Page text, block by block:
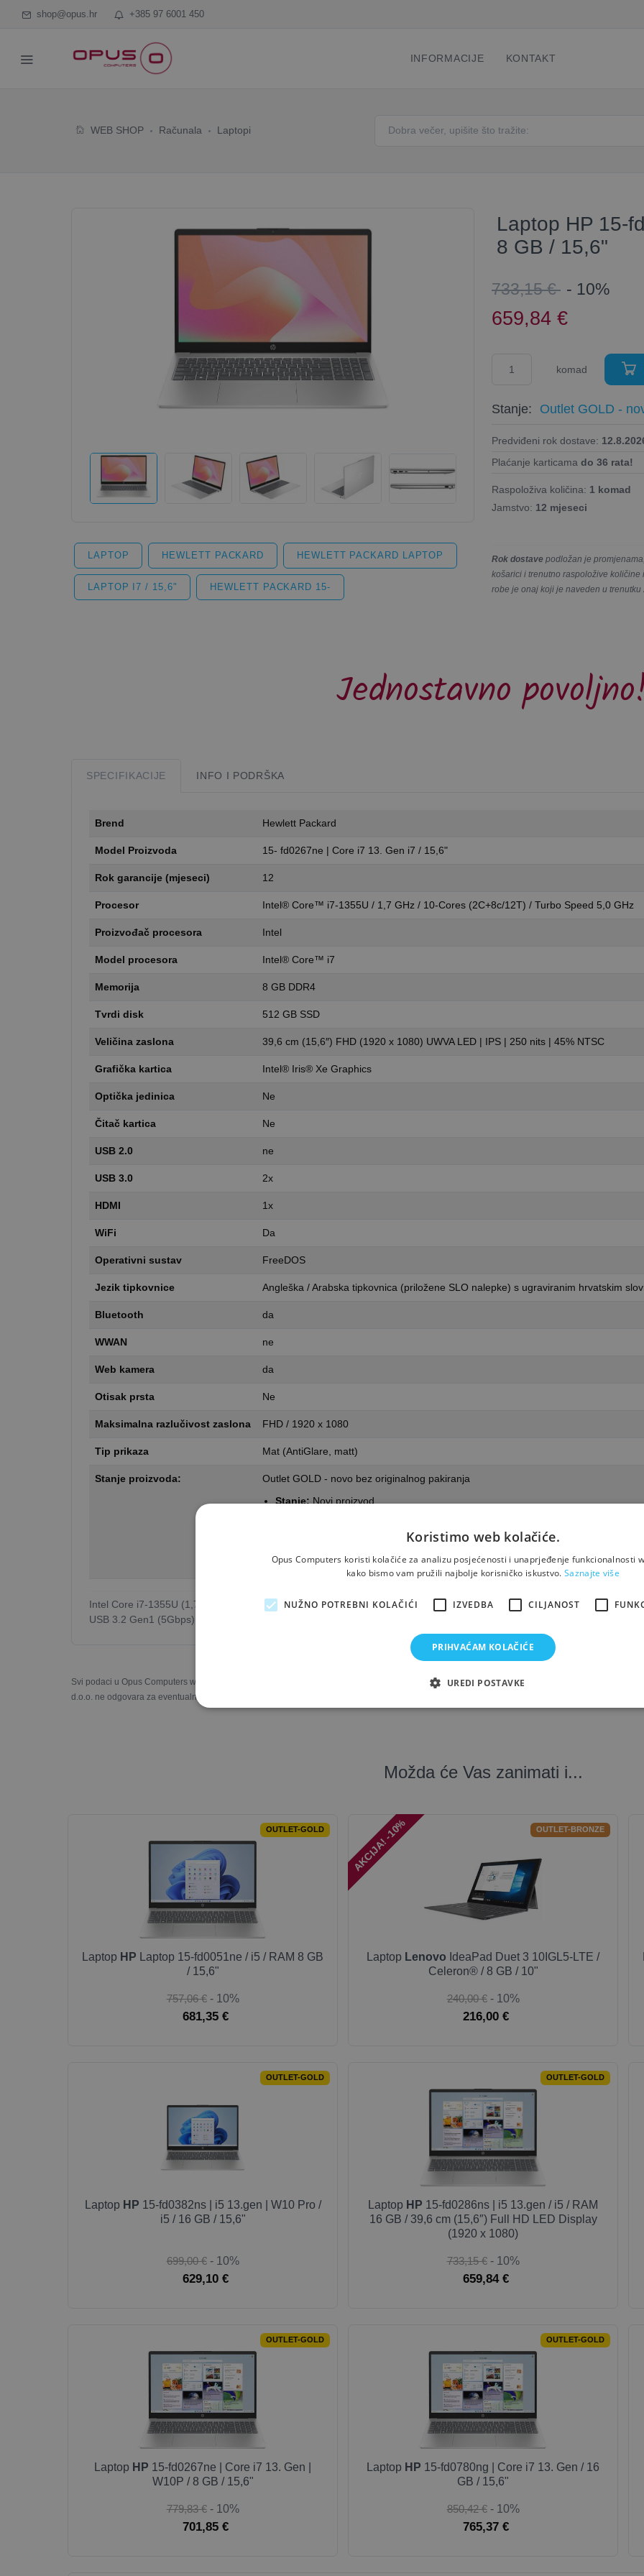
shop@opus.hr +385 97 6001 450
INFORMACIJE KONTAKT
WEB SHOP Računala Laptopi
LAPTOP HEWLETT PACKARD HEWLETT PACKARD LAPTOP
LAPTOP I7 / 15,6" HEWLETT PACKARD 15-
Laptop HP 15-
8 GB / 15,6"
733,15 € - 10%
659,84 €
komad
Stanje: Outlet GOLD -
Predviđeni rok dostave:
Plaćanje karticama do 36 rata!
Raspoloživa količina: 1 komad
Jamstvo: 12 mjeseci
Rok dostave podložan je
košarici i trenutno raspoložive
robe je onaj koji je naveden u
Jednostavno
SPECIFIKACIJE INFO I PODRŠKA
Brend Hewlett Packard
Model Proizvoda 15- fd0267ne | Core i7 13. Gen i7 / 15,6"
Rok garancije (mjeseci) 12
Procesor Intel® Core™ i7-1355U / 1,7 GHz / 10-Cores (2C+8c/12T) / Turbo Speed 5,0 GHz
Proizvođač procesora Intel
Model procesora Intel® Core™ i7
Memorija 8 GB DDR4
Tvrdi disk 512 GB SSD
Veličina zaslona 39,6 cm (15,6″) FHD (1920 x 1080) UWVA LED | IPS | 250 nits | 45% NTSC
Grafička kartica Intel® Iris® Xe Graphics
Optička jedinica Ne
Čitač kartica Ne
USB 2.0 ne
USB 3.0 2x
HDMI 1x
WiFi Da
Operativni sustav FreeDOS
Jezik tipkovnice Angleška / Arabska tipkovnica (priložene SLO nalepke) s ugraviranim hrvatskim
Bluetooth da
WWAN ne
Web kamera da
Otisak prsta Ne
Maksimalna razlučivost zaslona FHD / 1920 x 1080
Tip prikaza Mat (AntiGlare, matt)
Stanje proizvoda:
Outlet GOLD - novo bez originalnog pakiranja
Stanje: Novi proizvod
Što je outlet ponuda? »
Intel Core i7-1355U (1,7 GHz), 8 GB DDR4-3200, SSD 512 GB M.2 PCIe NVMe, 39,6 cm (15,6″) FHD (1920x1080) AG
USB 3.2 Gen1 (5Gbps) + 1x USB-C 3.2 Gen1 (5Gbps), no ODD, Webcam, Wi-Fi 6E (2x2), Bluetooth 5.3, Backlit Kbd.,
Svi podaci u Opus Computers web trgovini prezentirani su s najboljom namjerom. Fotografije proizvoda ilustrativne su prirode i ne moraju nužno
d.o.o. ne odgovara za eventualne nesukladnosti u slikama, opisima, specifikacijama, cijenama i raspoloživim količinama proizvoda.
Možda će Vas zanimati i...
OUTLET-GOLD
Laptop HP Laptop 15-fd0051ne / i5 / RAM 8 GB
/ 15,6"
757,06 € - 10%
681,35 €
AKCIJA! -10% OUTLET-BRONZE
Laptop Lenovo IdeaPad Duet 3 10IGL5-LTE /
Celeron® / 8 GB / 10"
240,00 € - 10%
216,00 €
OUTLET-GOLD
Laptop HP 15-fd0382ns | i5 13.gen | W10 Pro /
i5 / 16 GB / 15,6"
699,00 € - 10%
629,10 €
OUTLET-GOLD
Laptop HP 15-fd0286ns | i5 13.gen / i5 / RAM
16 GB / 39,6 cm (15,6″) Full HD LED Display
(1920 x 1080)
733,15 € - 10%
659,84 €
OUTLET-GOLD
Laptop HP 15-fd0267ne | Core i7 13. Gen |
W10P / 8 GB / 15,6"
779,83 € - 10%
701,85 €
OUTLET-GOLD
Laptop HP 15-fd0780ng | Core i7 13. Gen / 16
GB / 15,6"
850,42 € - 10%
765,37 €
Koristimo web kolačiće.
Opus Computers koristi kolačiće za analizu posjećenosti i unaprjeđenje funkcionalnosti
kako bismo vam pružili najbolje korisničko iskustvo. Saznajte više
NUŽNO POTREBNI KOLAČIĆI IZVEDBA CILJANOST
PRIHVAĆAM KOLAČIĆE
UREDI POSTAVKE